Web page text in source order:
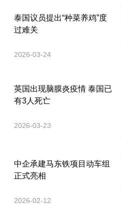
泰国议员提出“种菜养鸡”度
过难关
2026-03-24
英国出现脑膜炎疫情 泰国已
有3人死亡
2026-03-23
中企承建马东铁项目动车组
正式亮相
2026-02-12